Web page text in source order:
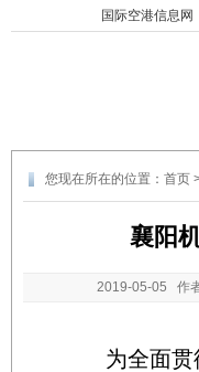
国际空港信息网
您现在所在的位置： 首页
襄阳
2019-05-05 作
为全面贯彻